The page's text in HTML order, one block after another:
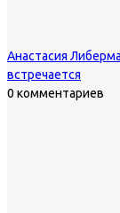
Анастасия
встречается
0 комментариев